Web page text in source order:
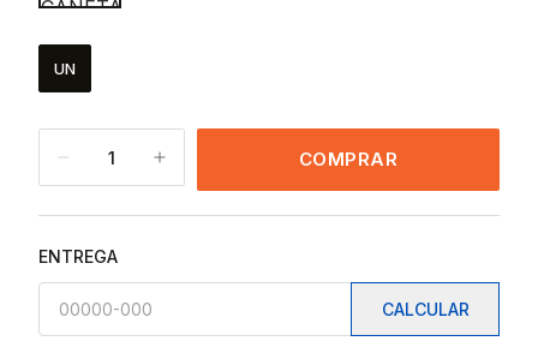
UN
1 COMPRAR
ENTREGA
CALCULAR